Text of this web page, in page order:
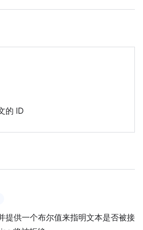
的 ID
提供一个布尔值来指明文本是否被接